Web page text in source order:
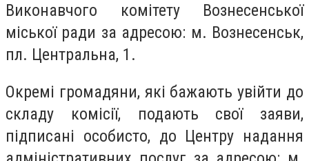
Виконавчого комітету Вознесенської
міської ради за адресою: м. Вознесенськ,
пл. Центральна, 1.
Окремі громадяни, які бажають увійти до
складу комісії, подають свої заяви,
підписані особисто, до Центру надання